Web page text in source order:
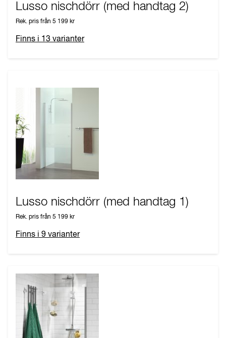
Lusso nischdörr (med handtag 2)
Rek. pris från 5 199 kr
Finns i 13 varianter
Lusso nischdörr (med handtag 1)
Rek. pris från 5 199 kr
Finns i 9 varianter